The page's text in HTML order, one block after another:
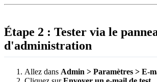
Étape 2 : Tester via le
d'administration
Allez dans Admin > Paramètres > E-